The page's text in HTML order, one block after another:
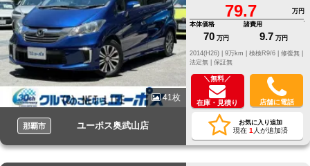
41枚
那覇市 ユーポス奥武山店
79.7
万円
本体価格
70 万円
諸費用
9.7 万円
修復無 |
法定無 | 保証無
＼無料／
在庫・見積り 店舗に電話
お気に入り追加
現在 1 人が追加済